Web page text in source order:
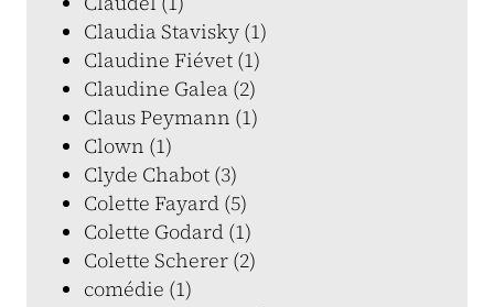
Claudia Stavisky (1)
Claudine Fiévet (1)
Claudine Galea (2)
Claus Peymann (1)
Clown (1)
Clyde Chabot (3)
Colette Fayard (5)
Colette Godard (1)
Colette Scherer (2)
comédie (1)